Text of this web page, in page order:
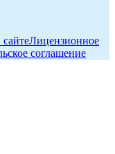
Лицензионное
соглашение